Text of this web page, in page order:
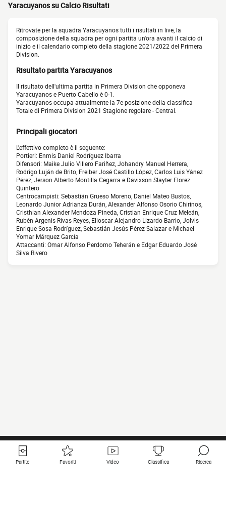
Yaracuyanos su Calcio Risultati
Ritrovate per la squadra Yaracuyanos tutti i risultati in live, la
composizione della squadra per ogni partita un'ora avanti il calcio di
inizio e il calendario completo della stagione 2021/2022 del Primera
Division.
Risultato partita Yaracuyanos
Il risultato dell'ultima partita in Primera Division che opponeva
Yaracuyanos e Puerto Cabello è 0-1.
Yaracuyanos occupa attualmente la 7e posizione della classifica
Totale di Primera Division 2021 Stagione regolare - Central.
Principali giocatori
L'effettivo completo è il seguente:
Portieri: Enmis Daniel Rodríguez Ibarra
Difensori: Maike Julio Villero Fariñez, Johandry Manuel Herrera,
Rodrigo Luján de Brito, Freiber José Castillo López, Carlos Luis Yánez
Pérez, Jerson Alberto Montilla Cegarra e Davixson Slayter Florez
Quintero
Centrocampisti: Sebastián Grueso Moreno, Daniel Mateo Bustos,
Leonardo Junior Adrianza Durán, Alexander Alfonso Osorio Chirinos,
Cristhian Alexander Mendoza Pineda, Cristian Enrique Cruz Meleán,
Rubén Argenis Rivas Reyes, Elioscar Alejandro Lizardo Barrio, Jolvis
Enrique Sosa Rodríguez, Sebastián Jesús Pérez Salazar e Michael
Yomar Márquez García
Attaccanti: Omar Alfonso Perdomo Teherán e Edgar Eduardo José
Silva Rivero
Partite Favoriti Video Classifica Ricerca